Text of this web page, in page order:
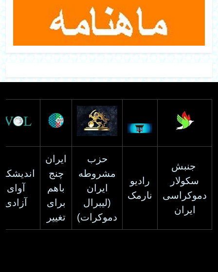
جنبش
سکولار
دموکراسی
ایران
رادیو
نارمک
حزب
مشروطه
ایران
(لیبرال
دموکرات)
ایران
چنج
باهم
برای
تغییر
آوای
آزادی